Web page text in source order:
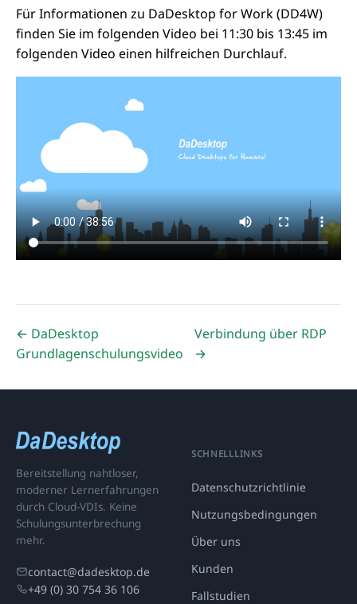
Für Informationen zu DaDesktop for Work (DD4W)
finden Sie im folgenden Video bei 11:30 bis 13:45 im
folgenden Video einen hilfreichen Durchlauf.
← DaDesktop
Grundlagenschulungsvideo
Verbindung über RDP
→
Bereitstellung nahtloser,
moderner Lernerfahrungen
durch Cloud-VDIs. Keine
Schulungsunterbrechung
mehr.
contact@dadesktop.de
+49 (0) 30 754 36 106
SCHNELLLINKS
Datenschutzrichtlinie
Nutzungsbedingungen
Über uns
Kunden
Fallstudien